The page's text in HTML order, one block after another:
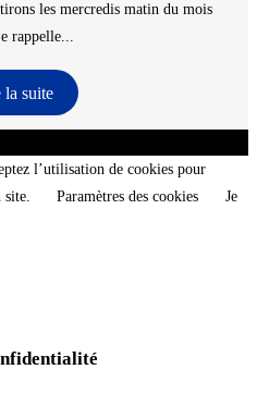
les mercredis matin du mois
rappelle...
la suite
l’utilisation de cookies pour
site.
Paramètres des cookies
Je